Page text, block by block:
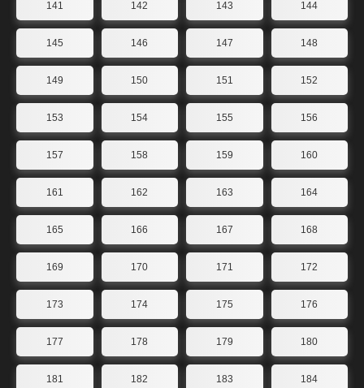
141 142 143 144
145 146 147 148
149 150 151 152
153 154 155 156
157 158 159 160
161 162 163 164
165 166 167 168
169 170 171 172
173 174 175 176
177 178 179 180
181 182 183 184